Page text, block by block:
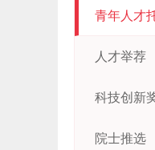
青年人才
人才举荐
科技创新
院士推选